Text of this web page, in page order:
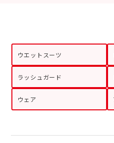
ウエットスーツ
ラッシュガード
ウェア